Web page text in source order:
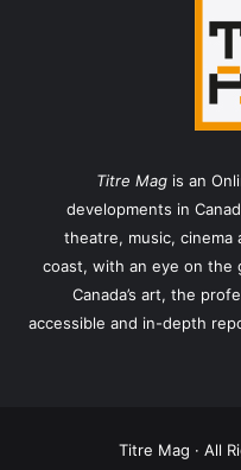
Titre Mag is an
developments in
theatre, music, cinema
coast, with an eye on the
Canada’s art, the
accessible and in-depth